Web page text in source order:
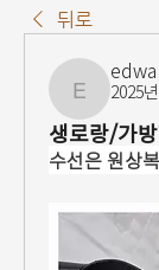
뒤로
2025
생로랑/가
수선은 원상